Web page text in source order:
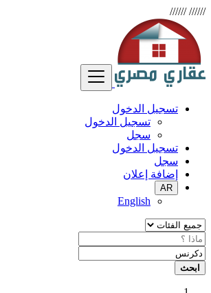
//////
//////
تسجيل الدخول
تسجيل الدخول
سجل
تسجيل الدخول
سجل
إضافة إعلان
AR
English
ابحث